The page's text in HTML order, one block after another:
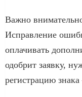
Важно
Исправление
оплачивать
одобрит заявку,
регистрацию